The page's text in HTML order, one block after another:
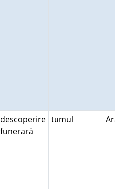
descoperire
funerară
tumul